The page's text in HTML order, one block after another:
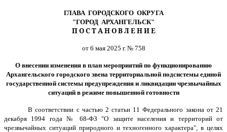
ГЛАВА ГОРОДСКОГО ОКРУГА
"ГОРОД АРХАНГЕЛЬСК"
П О С Т А Н О В Л Е Н И Е
от 6 мая 2025 г. № 758
О внесении изменения в план мероприятий по функционированию
Архангельского городского звена территориальной подсистемы единой
государственной системы предупреждения и ликвидации чрезвычайных
ситуаций в режиме повышенной готовности
В соответствии с частью 2 статьи 11 Федерального закона от 21
декабря 1994 года № 68-ФЗ "О защите населения и территорий от
чрезвычайных ситуаций природного и техногенного характера", в целях